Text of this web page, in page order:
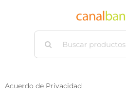
Buscar:
Acuerdo de Privacidad